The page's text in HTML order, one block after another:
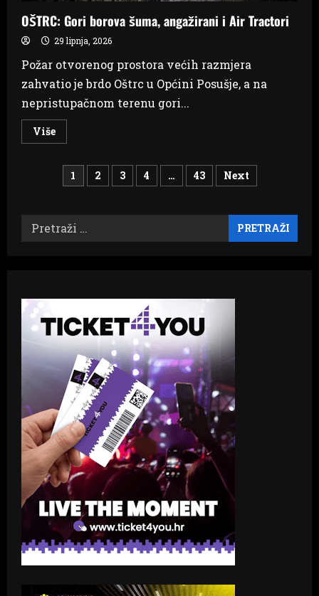
OŠTRC: Gori borova šuma, angažirani i Air Tractori
29 lipnja, 2026
Požar otvorenog prostora većih razmjera
zahvatio je brdo Oštrc u Općini Posušje, a na
nepristupačnom terenu gori...
VišeRead
more
Gori
borova
šuma,
Tractori
Brojevi
stranica
objava
1 2 3 4 … 43 Next
Pretraži: